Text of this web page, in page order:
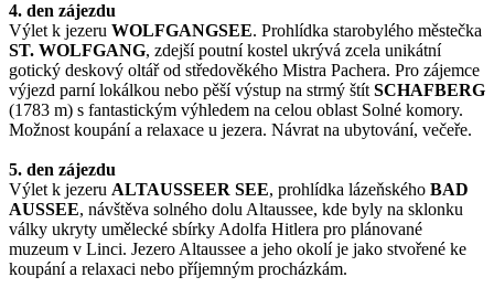
4. den zájezdu
Výlet k jezeru WOLFGANGSEE. Prohlídka starobylého městečka
ST. WOLFGANG, zdejší poutní kostel ukrývá zcela unikátní
gotický deskový oltář od středověkého Mistra Pachera. Pro zájemce
výjezd parní lokálkou nebo pěší výstup na strmý štítSCHAFBERG
(1783 m) s fantastickým výhledem na celou oblast Solné komory.
Možnost koupání a relaxace u jezera. Návrat na ubytování, večeře.
5. den zájezdu
Výlet k jezeru ALTAUSSEER SEE, prohlídka lázeňského BAD
AUSSEE, návštěva solného dolu Altaussee, kde byly na sklonku
války ukryty umělecké sbírky Adolfa Hitlera pro plánované
muzeum v Linci. Jezero Altaussee a jeho okolí je jako stvořené ke
koupání a relaxaci nebo příjemným procházkám.